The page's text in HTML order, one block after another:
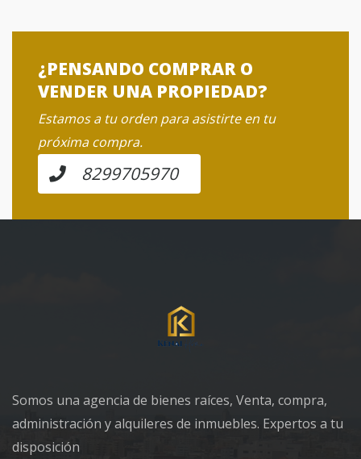
¿PENSANDO COMPRAR O
VENDER UNA PROPIEDAD?
Estamos a tu orden para asistirte en tu
próxima compra.
8299705970
Somos una agencia de bienes raíces, Venta, compra,
administración y alquileres de inmuebles. Expertos a tu
disposición